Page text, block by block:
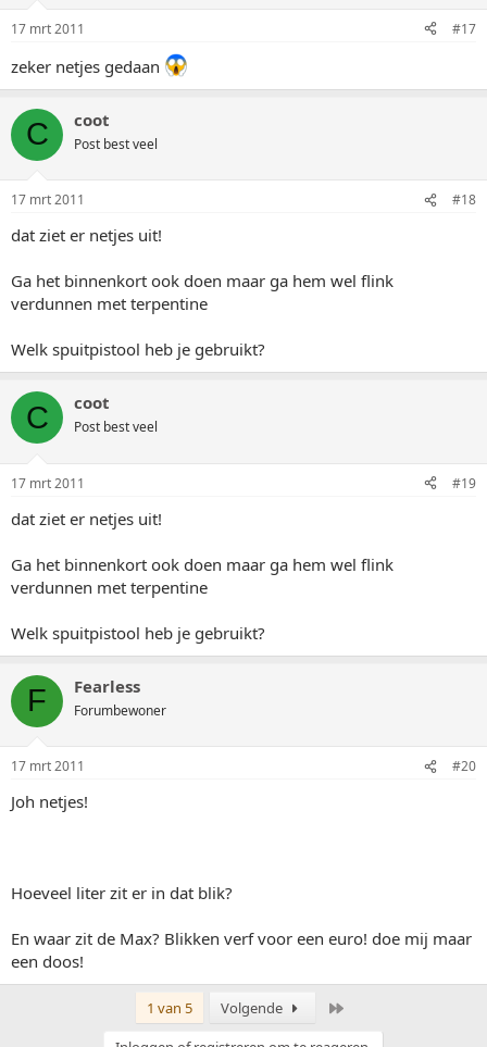
17 mrt 2011 #17
zeker netjes gedaan
C coot
Post best veel
17 mrt 2011 #18
dat ziet er netjes uit!
Ga het binnenkort ook doen maar ga hem wel flink
verdunnen met terpentine
Welk spuitpistool heb je gebruikt?
C coot
Post best veel
17 mrt 2011 #19
dat ziet er netjes uit!
Ga het binnenkort ook doen maar ga hem wel flink
verdunnen met terpentine
Welk spuitpistool heb je gebruikt?
F Fearless
Forumbewoner
17 mrt 2011 #20
Joh netjes!
Hoeveel liter zit er in dat blik?
En waar zit de Max? Blikken verf voor een euro! doe mij maar
een doos!
1 van 5 Volgende